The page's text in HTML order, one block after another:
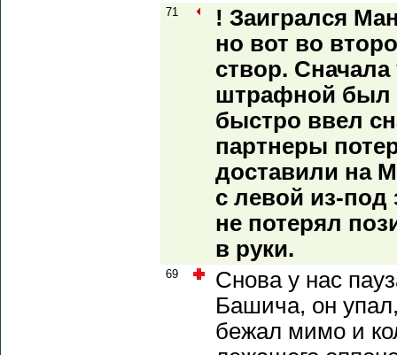
71
! Заигрался
но вот во
створ.
штрафной был
быстро ввел
партнеры
доставили на
с левой из-под
не потерял
в руки.
69
Снова у нас
Башича, он
бежал мимо и